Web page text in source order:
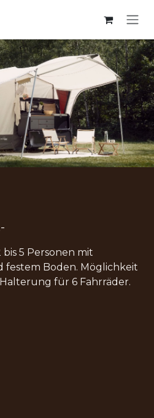
5 Personen mit
Boden. Möglichkeit
für 6 Fahrräder.